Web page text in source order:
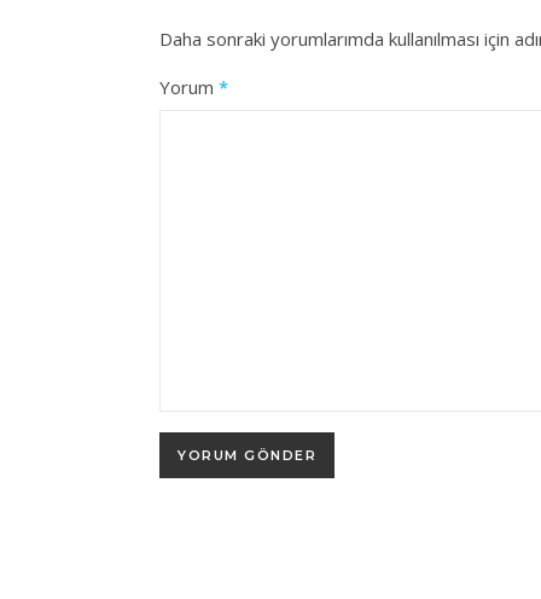
Daha sonraki yorumlarımda kullanılması için
Yorum *